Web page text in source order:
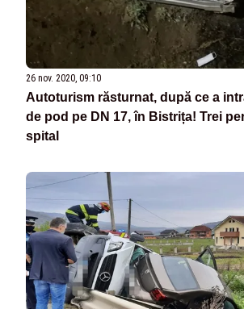
26 nov. 2020, 09:10
Autoturism răsturnat, după ce a
de pod pe DN 17, în Bistrița! Trei
spital